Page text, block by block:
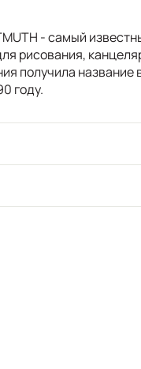
- самый
рисования,
получила название
году.